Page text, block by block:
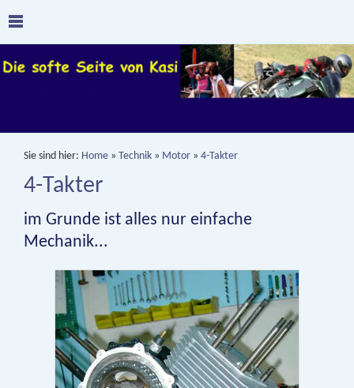
Sie sind hier: Home » Technik » Motor » 4-Takter
4-Takter
im Grunde ist alles nur einfache
Mechanik...